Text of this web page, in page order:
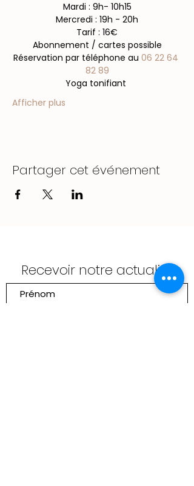
Mardi : 9h- 10h15
Mercredi : 19h - 20h
Tarif : 16€
Abonnement / cartes possible
​Réservation par téléphone au 06 22 64
82 89
Yoga tonifiant
Afficher plus
Partager cet événement
Recevoir notre actualité